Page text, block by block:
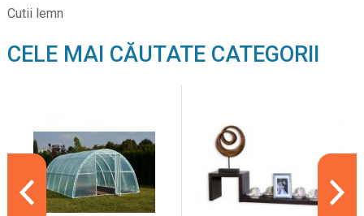
Cutii lemn
CELE MAI CĂUTATE CATEGORII